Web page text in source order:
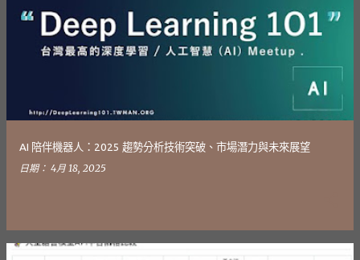
AI 陪伴機器人：2025 趨勢分析技術突破、市場潛力與未來展望
日期： 4月 18, 2025